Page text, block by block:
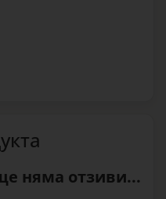
няма отзиви...